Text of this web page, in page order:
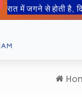
50 साल बाद इंसान